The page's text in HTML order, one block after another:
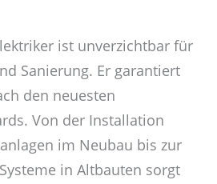
ist unverzichtbar für
Sanierung. Er garantiert
den neuesten
Von der Installation
im Neubau bis zur
in Altbauten sorgt